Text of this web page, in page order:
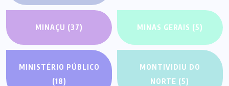
MINAÇU (37) MINAS GERAIS (5)
MINISTÉRIO PÚBLICO
(18)
MONTIVIDIU DO
NORTE (5)